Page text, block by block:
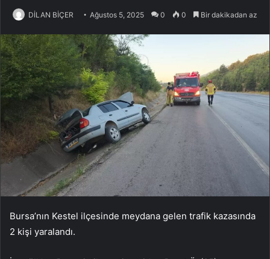
DİLAN BİÇER Ağustos 5, 2025 0 0 Bir dakikadan az
Bursa’nın Kestel ilçesinde meydana gelen trafik kazasında
2 kişi yaralandı.